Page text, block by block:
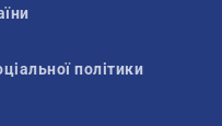
політики